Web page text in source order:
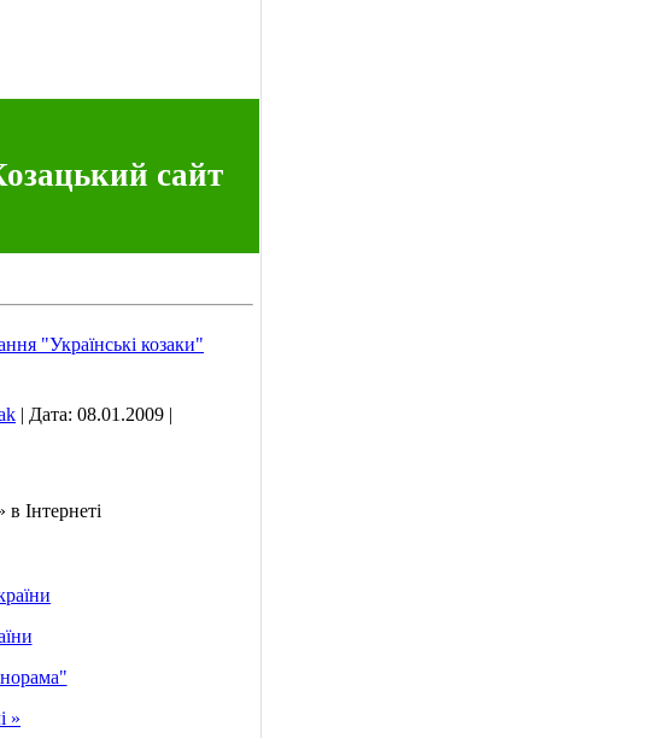
сайт
"Українські козаки"
| Дата: 08.01.2009 |
Інтернеті
»